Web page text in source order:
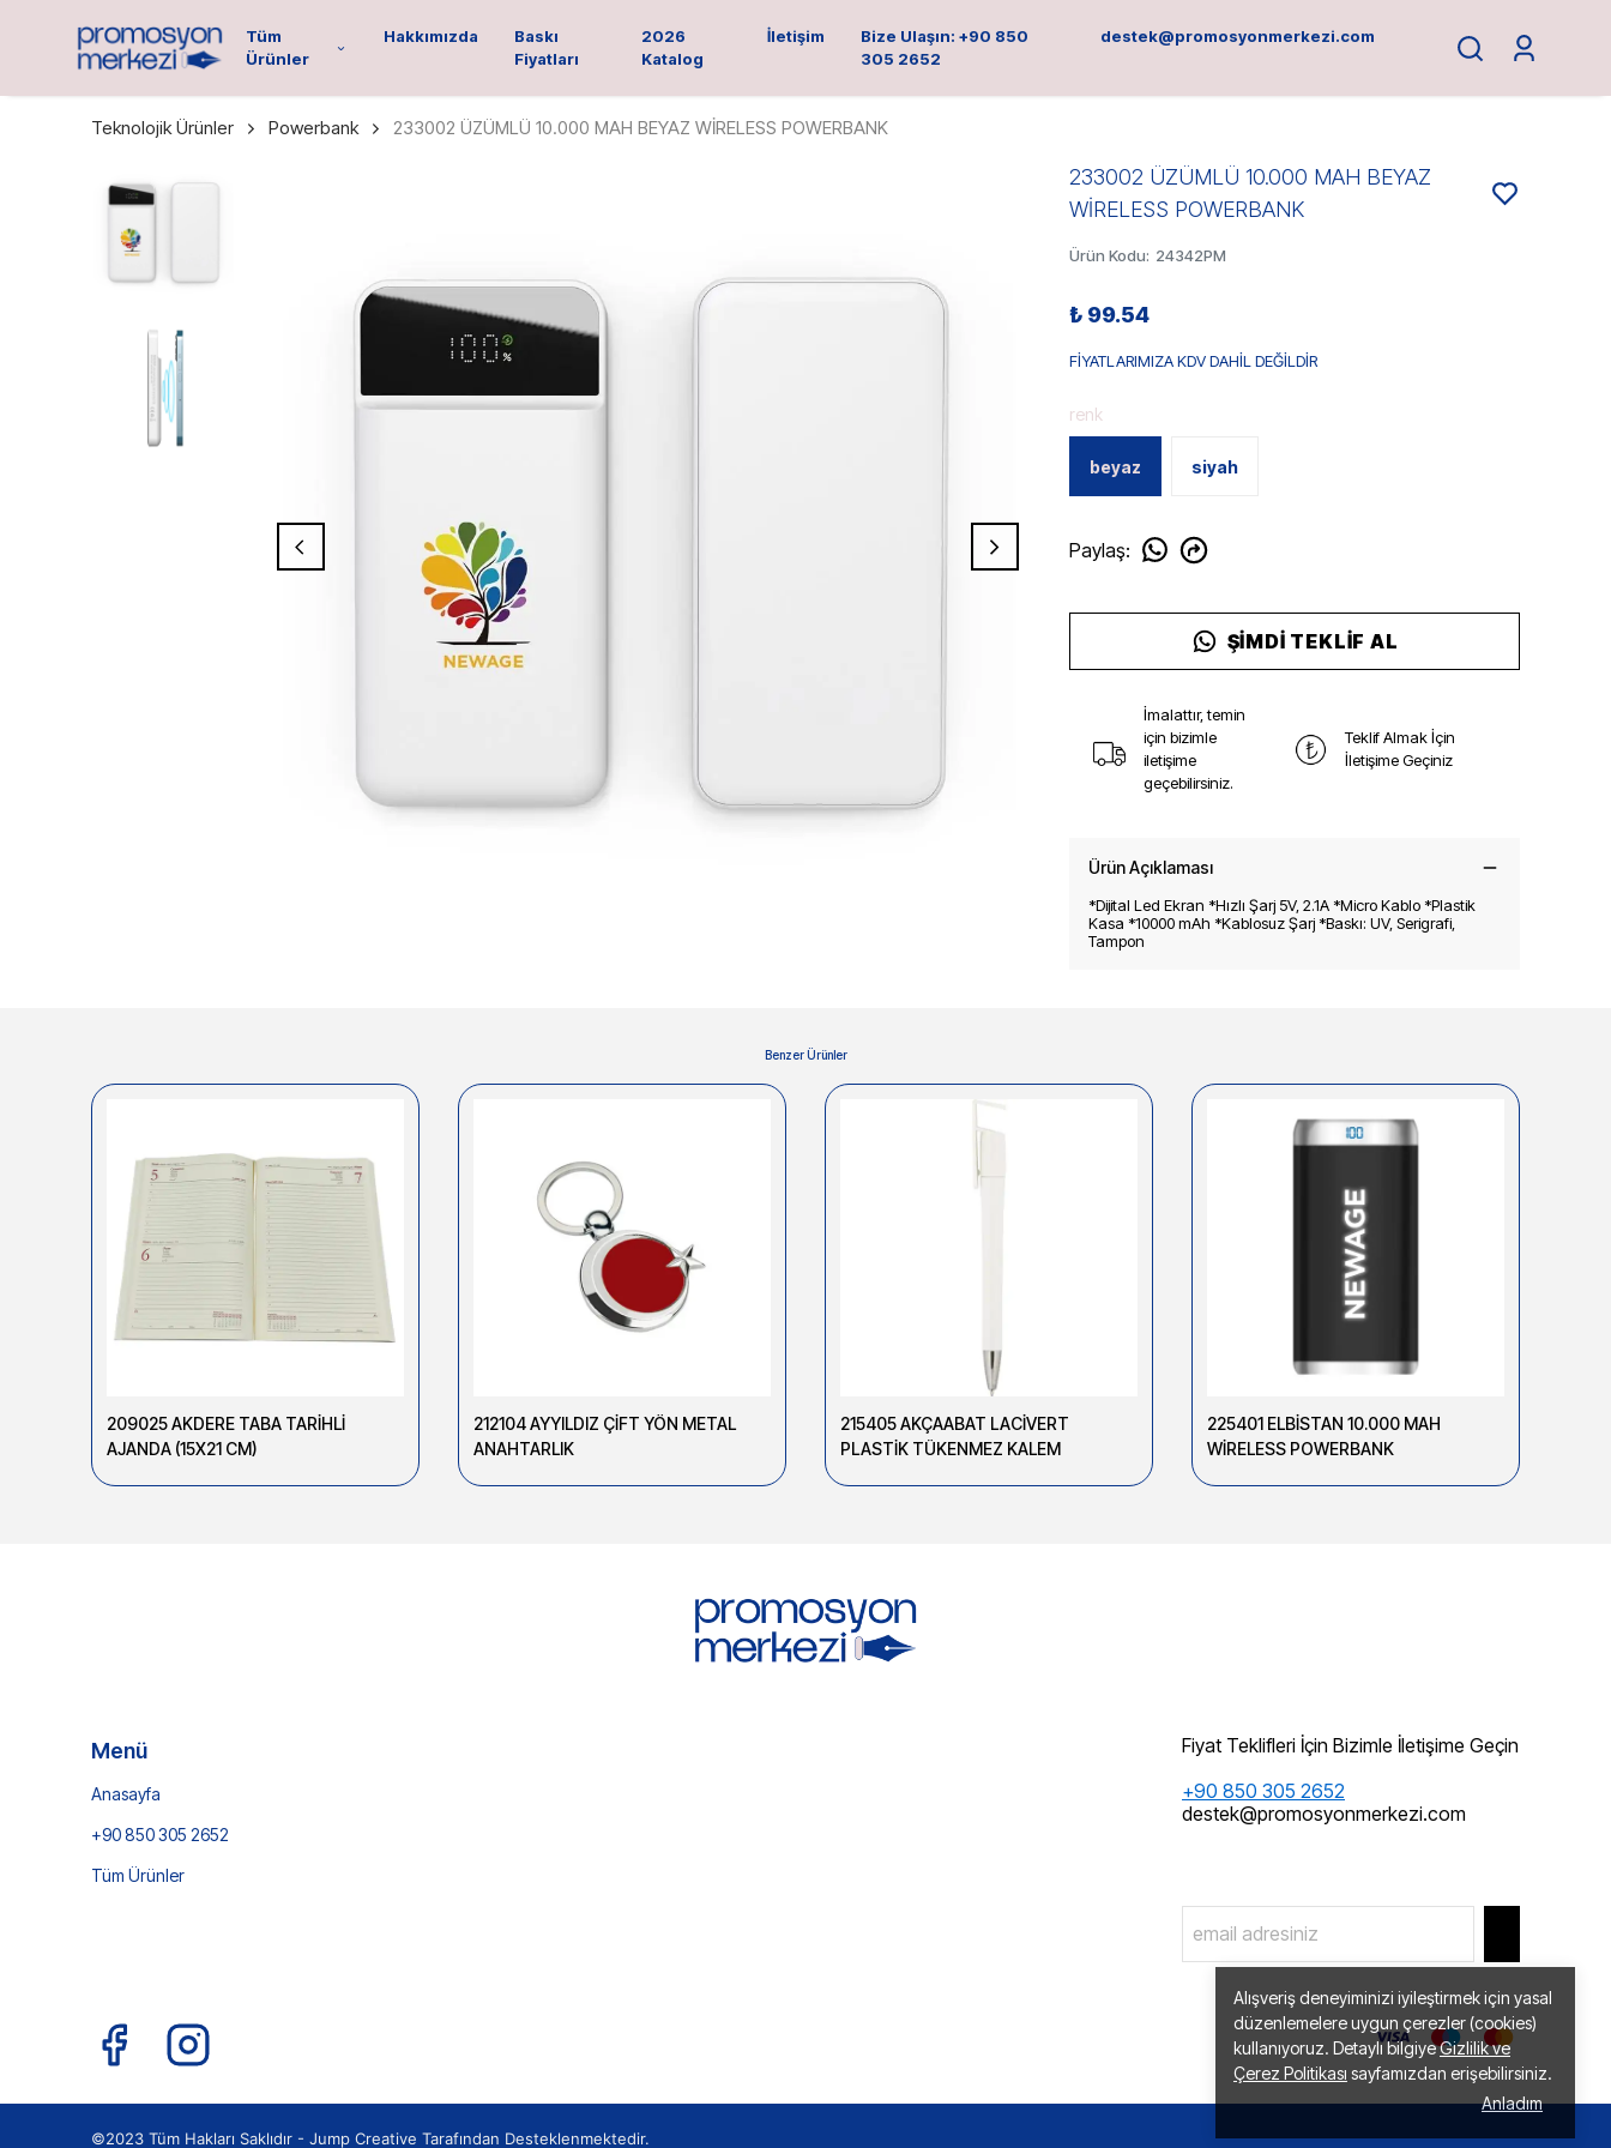
Tüm
Ürünler
Hakkımızda
Baskı
Fiyatları
2026
Katalog
İletişim
Bize Ulaşın: +90 850
305 2652
destek@promosyonmerkezi.com
Alışveriş deneyiminizi iyileştirmek için yasal
düzenlemelere uygun çerezler (cookies)
kullanıyoruz. Detaylı bilgiyeGizlilik ve
Çerez Politikası sayfamızdan erişebilirsiniz.
Anladım
Teknolojik Ürünler Powerbank 233002 ÜZÜMLÜ 10.000 MAH BEYAZ WİRELESS POWERBANK
233002 ÜZÜMLÜ 10.000 MAH BEYAZ
WİRELESS POWERBANK
Ürün Kodu: 24342PM
₺ 99.54
FİYATLARIMIZA KDV DAHİL DEĞİLDİR
renk
beyaz siyah
Paylaş:
ŞIMDI TEKLIF AL
İmalattır, temin
için bizimle
iletişime
geçebilirsiniz.
Teklif Almak İçin
İletişime Geçiniz
Ürün Açıklaması
*Dijital Led Ekran *Hızlı Şarj 5V, 2.1A *Micro Kablo *Plastik
Kasa *10000 mAh *Kablosuz Şarj *Baskı: UV, Serigrafi,
Tampon
Benzer Ürünler
209025 AKDERE TABA TARİHLİ
AJANDA (15X21 CM)
212104 AYYILDIZ ÇİFT YÖN METAL
ANAHTARLIK
215405 AKÇAABAT LACİVERT
PLASTİK TÜKENMEZ KALEM
225401 ELBİSTAN 10.000 MAH
WİRELESS POWERBANK
Menü
Anasayfa
+90 850 305 2652
Tüm Ürünler
Fiyat Teklifleri İçin Bizimle İletişime Geçin
+90 850 305 2652
destek@promosyonmerkezi.com
©2023 Tüm Hakları Saklıdır - Jump Creative Tarafından Desteklenmektedir.